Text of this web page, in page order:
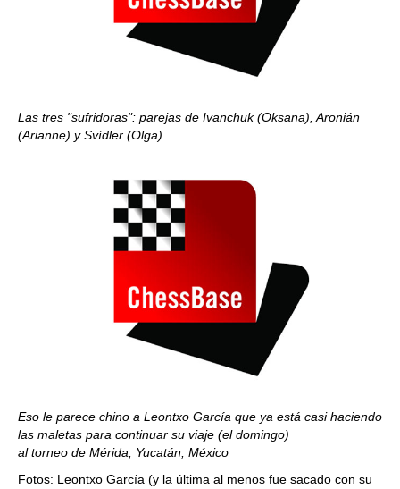
Las tres "sufridoras": parejas de Ivanchuk (Oksana), Aronián
(Arianne) y Svídler (Olga).
Eso le parece chino a Leontxo García que ya está casi haciendo
las maletas para continuar su viaje (el domingo)
al torneo de Mérida, Yucatán, México
Fotos: Leontxo García (y la última al menos fue sacado con su